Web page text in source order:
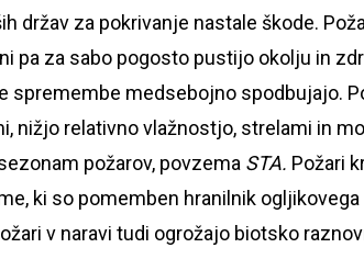
držav za pokrivanje nastale škode.
pa za sabo pogosto pustijo okolju in
spremembe medsebojno spodbujajo.
nižjo relativno vlažnostjo, strelami in
požarov, povzema STA. Požari
ki so pomemben hranilnik
v naravi tudi ogrožajo biotsko